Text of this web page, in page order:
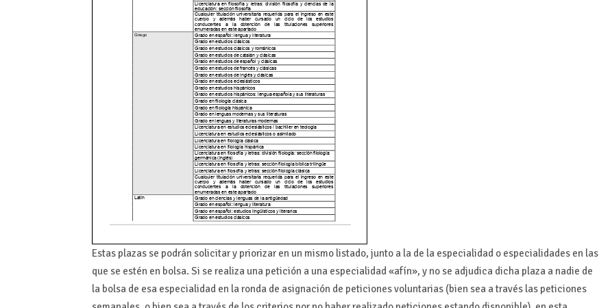
Estas plazas se podrán solicitar y priorizar en un mismo listado, junto a la de la especialidad o especialidades en las
que se estén en bolsa. Si se realiza una petición a una especialidad «afín», y no se adjudica dicha plaza a nadie de
la bolsa de esa especialidad en la ronda de asignación de peticiones voluntarias (bien sea a través las peticiones